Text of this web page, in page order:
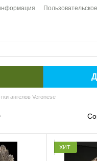
ангелов Veronese
ХИТ